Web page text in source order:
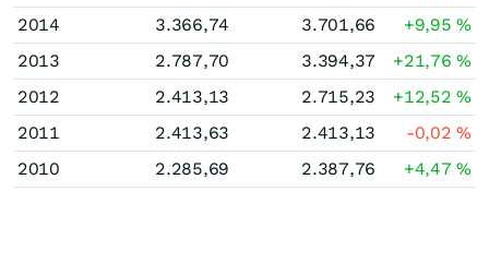
2014
3.366,74 3.701,66 +9,95%
2013
2.787,70 3.394,37 +21,76%
2012
2.413,13 2.715,23 +12,52%
2011
2.413,63 2.413,13 -0,02%
2010
2.285,69 2.387,76 +4,47%